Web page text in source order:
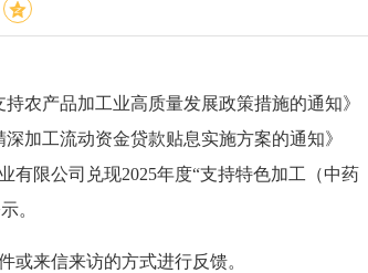
农产品加工业高质量发展政策措施的通知》
加工流动资金贷款贴息实施方案的通知》
有限公司兑现2025年度“支持特色加工（中药
。
或来信来访的方式进行反馈。